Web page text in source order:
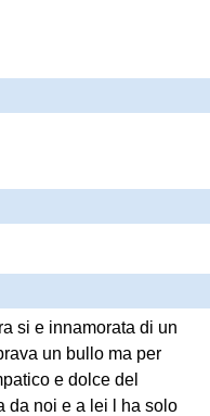
si e innamorata di un
un bullo ma per
e dolce del
da noi e a lei l ha solo